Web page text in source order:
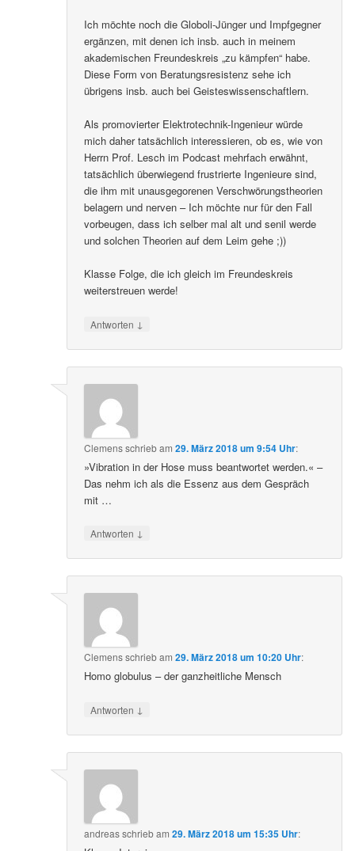
Ich möchte noch die Globoli-Jünger und Impfgegner
ergänzen, mit denen ich insb. auch in meinem
akademischen Freundeskreis „zu kämpfen“ habe.
Diese Form von Beratungsresistenz sehe ich
übrigens insb. auch bei Geisteswissenschaftlern.
Als promovierter Elektrotechnik-Ingenieur würde
mich daher tatsächlich interessieren, ob es, wie von
Herrn Prof. Lesch im Podcast mehrfach erwähnt,
tatsächlich überwiegend frustrierte Ingenieure sind,
die ihm mit unausgegorenen Verschwörungstheorien
belagern und nerven – Ich möchte nur für den Fall
vorbeugen, dass ich selber mal alt und senil werde
und solchen Theorien auf dem Leim gehe ;))
Klasse Folge, die ich gleich im Freundeskreis
weiterstreuen werde!
Antworten ↓
Clemensschriebam29. März 2018 um 9:54 Uhr:
»Vibration in der Hose muss beantwortet werden.« –
Das nehm ich als die Essenz aus dem Gespräch
mit …
Antworten ↓
Clemensschriebam29. März 2018 um 10:20 Uhr:
Homo globulus – der ganzheitliche Mensch
Antworten ↓
andreasschriebam29. März 2018 um 15:35 Uhr: